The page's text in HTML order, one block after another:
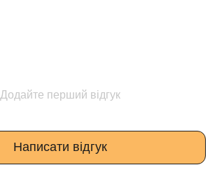
Додайте перший відгук
Написати відгук